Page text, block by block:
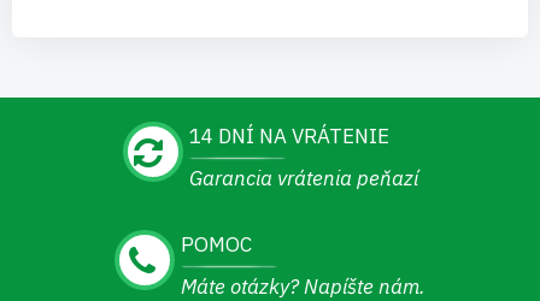
14 DNÍ NA VRÁTENIE
Garancia vrátenia peňazí
POMOC
Máte otázky? Napíšte nám.